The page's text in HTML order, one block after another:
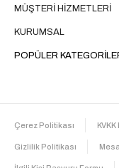
MÜŞTERİ HİZMETLERİ
KURUMSAL
POPÜLER
Çerez Politikası KVKK
Gizlilik Politikası